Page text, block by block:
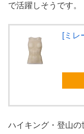
で活躍しそうです。
[ミレ
ハイキング・登山